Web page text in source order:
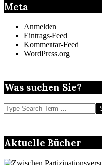
Meta
Anmelden
Eintrags-Feed
Kommentar-Feed
WordPress.org
Was suchen Sie?
Search
Aktuelle Bücher